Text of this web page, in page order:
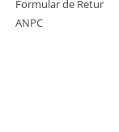
Formular de Retur
ANPC